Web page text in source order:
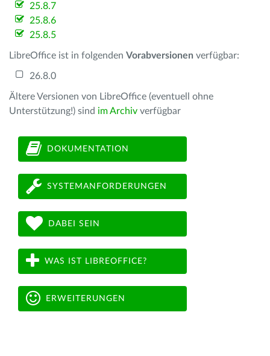
25.8.7
25.8.6
25.8.5
LibreOffice ist in folgenden Vorabversionen verfügbar:
26.8.0
Ältere Versionen von LibreOffice (eventuell ohne
Unterstützung!) sind im Archiv verfügbar
DOKUMENTATION
SYSTEMANFORDERUNGEN
DABEI SEIN
WAS IST LIBREOFFICE?
ERWEITERUNGEN